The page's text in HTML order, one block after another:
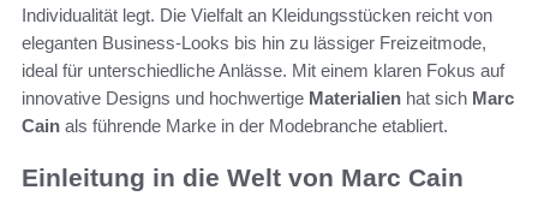
Individualität legt. Die Vielfalt an Kleidungsstücken reicht von
eleganten Business-Looks bis hin zu lässiger Freizeitmode,
ideal für unterschiedliche Anlässe. Mit einem klaren Fokus auf
innovative Designs und hochwertige Materialien hat sich Marc
Cain als führende Marke in der Modebranche etabliert.
Einleitung in die Welt von Marc Cain